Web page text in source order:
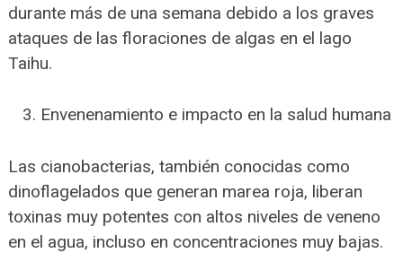
durante más de una semana debido a los graves
ataques de las floraciones de algas en el lago
Taihu.
Envenenamiento e impacto en la salud humana
Las cianobacterias, también conocidas como
dinoflagelados que generan marea roja, liberan
toxinas muy potentes con altos niveles de veneno
en el agua, incluso en concentraciones muy bajas.